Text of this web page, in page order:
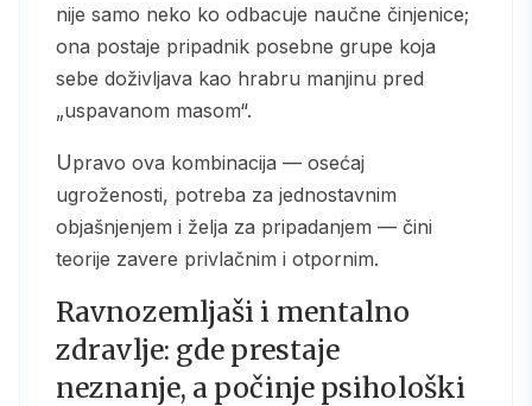
nije samo neko ko odbacuje naučne činjenice;
ona postaje pripadnik posebne grupe koja
sebe doživljava kao hrabru manjinu pred
„uspavanom masom“.
Upravo ova kombinacija — osećaj
ugroženosti, potreba za jednostavnim
objašnjenjem i želja za pripadanjem — čini
teorije zavere privlačnim i otpornim.
Ravnozemljaši i mentalno
zdravlje: gde prestaje
neznanje, a počinje psihološki